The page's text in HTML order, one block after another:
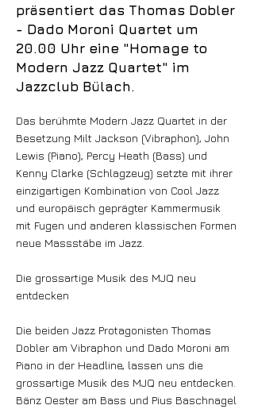
präsentiert das Thomas Dobler
- Dado Moroni Quartet um
20.00 Uhr eine "Homage to
Modern Jazz Quartet" im
Jazzclub Bülach.
Das berühmte Modern Jazz Quartet in der
Besetzung Milt Jackson (Vibraphon), John
Lewis (Piano), Percy Heath (Bass) und
Kenny Clarke (Schlagzeug) setzte mit ihrer
einzigartigen Kombination von Cool Jazz
und europäisch geprägter Kammermusik
mit Fugen und anderen klassischen Formen
neue Massstäbe im Jazz.
Die grossartige Musik des MJQ neu
entdecken
Die beiden Jazz Protagonisten Thomas
Dobler am Vibraphon und Dado Moroni am
Piano in der Headline, lassen uns die
grossartige Musik des MJQ neu entdecken.
Bänz Oester am Bass und Pius Baschnagel